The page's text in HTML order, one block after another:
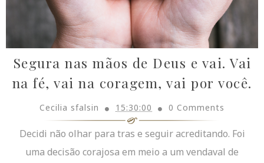
Segura nas mãos de Deus e vai. Vai
na fé, vai na coragem, vai por você.
Cecilia sfalsin 15:30:00 0 Comments
Decidi não olhar para tras e seguir acreditando. Foi
uma decisão corajosa em meio a um vendaval de